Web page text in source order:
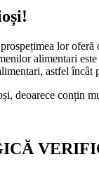
lor
alimentari
astfel
deoarece conțin